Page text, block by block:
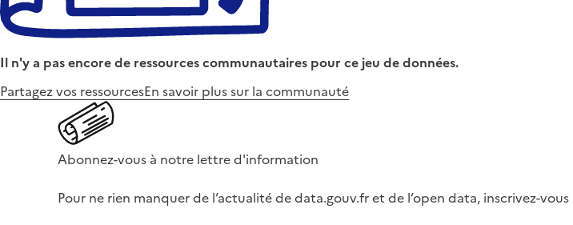
Il n'y a pas encore de ressources communautaires pour ce jeu de données.
Partagez vos ressourcesEn savoir plus sur la communauté
Abonnez-vous à notre lettre d'information
Pour ne rien manquer de l’actualité de data.gouv.fr et de l’open data, inscrivez-